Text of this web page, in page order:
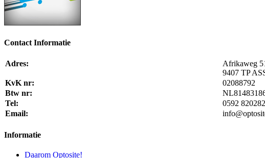
Contact Informatie
Adres:
Afrikaweg
9407 TP
KvK nr:
02088792
Btw nr:
Tel:
0592 820282
Email:
Informatie
Daarom Optosite!